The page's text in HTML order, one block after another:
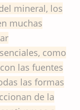
mineral, los
muchas
como
las fuentes
las formas
de la